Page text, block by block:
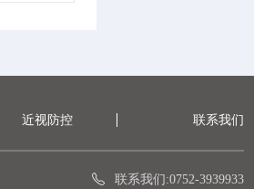
近视防控 联系我们
联系我们:0752-3939933